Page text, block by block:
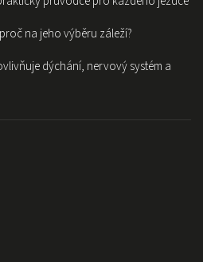
na jeho výběru záleží?
dýchání, nervový systém a